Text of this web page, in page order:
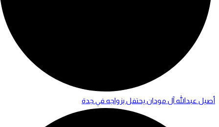
أصيل عبدالله آل مودان يحتفل بزواجه في جدة